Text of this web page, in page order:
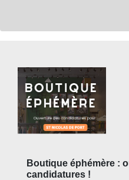
Boutique éphémère :
candidatures !